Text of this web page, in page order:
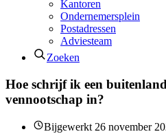
Kantoren
Ondernemersplein
Postadressen
Adviesteam
Zoeken
Hoe schrijf ik een
vennootschap in?
Bijgewerkt 26 november